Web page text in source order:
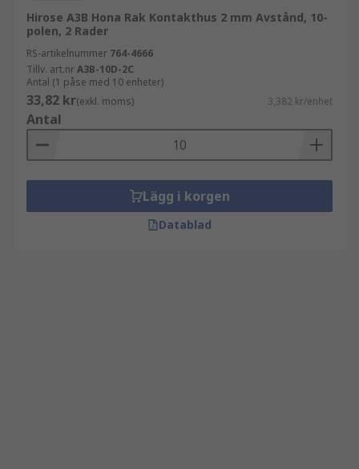
Hirose A3B Hona Rak Kontakthus 2 mm Avstånd, 10-
polen, 2 Rader
RS-artikelnummer 764-4666
Tillv. art.nrA3B-10D-2C
Antal (1 påse med 10 enheter)
33,82 kr(exkl. moms) 3,382 kr/enhet
Antal
Lägg i korgen
Datablad